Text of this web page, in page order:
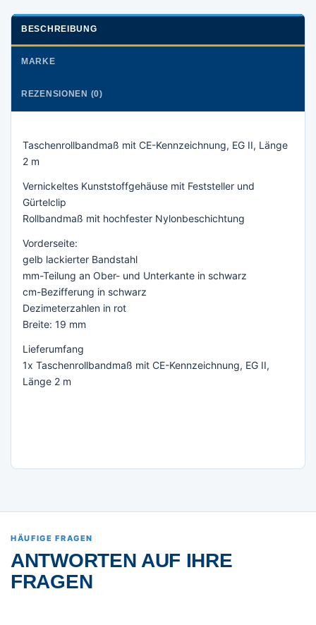
BESCHREIBUNG
MARKE
REZENSIONEN (0)
Taschenrollbandmaß mit CE-Kennzeichnung, EG II, Länge
2 m
Vernickeltes Kunststoffgehäuse mit Feststeller und
Gürtelclip
Rollbandmaß mit hochfester Nylonbeschichtung
Vorderseite:
gelb lackierter Bandstahl
mm-Teilung an Ober- und Unterkante in schwarz
cm-Bezifferung in schwarz
Dezimeterzahlen in rot
Breite: 19 mm
Lieferumfang
1x Taschenrollbandmaß mit CE-Kennzeichnung, EG II,
Länge 2 m
HÄUFIGE FRAGEN
ANTWORTEN AUF IHRE
FRAGEN